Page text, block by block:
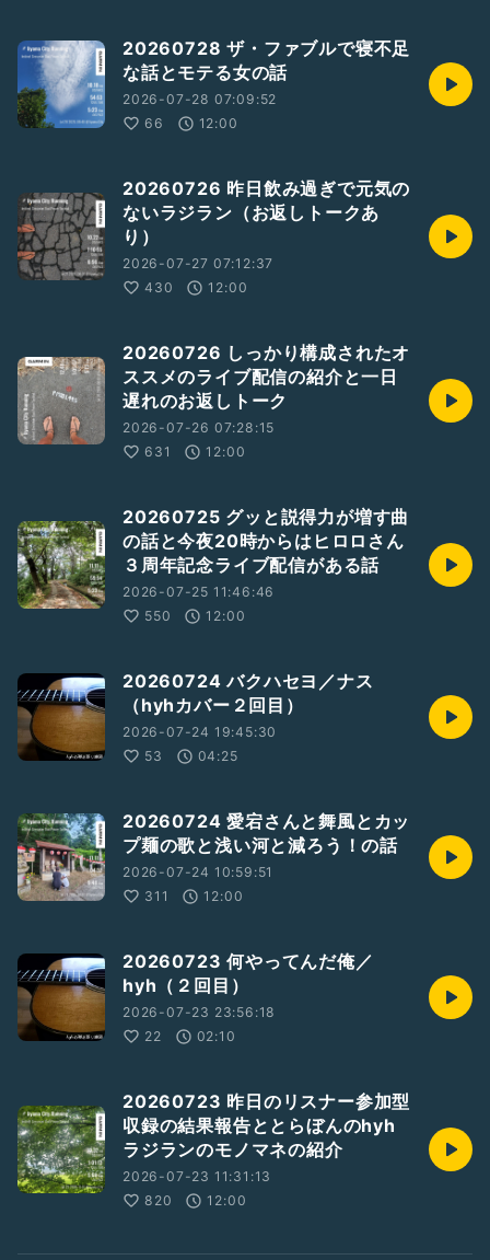
20260728 ザ・ファブルで寝不足
な話とモテる女の話
2026-07-28 07:09:52
66
12:00
20260726 昨日飲み過ぎで元気の
ないラジラン（お返しトークあ
り）
2026-07-27 07:12:37
430
12:00
20260726 しっかり構成されたオ
ススメのライブ配信の紹介と一日
遅れのお返しトーク
2026-07-26 07:28:15
631
12:00
20260725 グッと説得力が増す曲
の話と今夜20時からはヒロロさん
３周年記念ライブ配信がある話
2026-07-25 11:46:46
550
12:00
20260724 バクハセヨ／ナス
（hyhカバー２回目）
2026-07-24 19:45:30
53
04:25
20260724 愛宕さんと舞風とカッ
プ麺の歌と浅い河と減ろう！の話
2026-07-24 10:59:51
311
12:00
20260723 何やってんだ俺／
hyh（２回目）
2026-07-23 23:56:18
22
02:10
20260723 昨日のリスナー参加型
収録の結果報告ととらぼんのhyh
ラジランのモノマネの紹介
2026-07-23 11:31:13
820
12:00